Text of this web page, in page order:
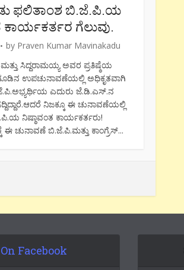
ಫಲಿತಾಂಶ ಬಿ.ಜೆ.ಪಿ.ಯ
ಕಾರ್ಯಕರ್ತರ ಗೆಲುವು.
by Praven Kumar Mavinakadu
ಸಿದ್ದರಾಮಯ್ಯ ಅವರ ಪ್ರತಿಷ್ಠೆಯ
ಉಪಚುನಾವಣೆಯಲ್ಲಿ ಅಧಿಕೃತವಾಗಿ
ಎದುರು ಜೆ.ಡಿ.ಎಸ್.ನ
ನಿಜಕ್ಕೂ ಈ ಚುನಾವಣೆಯಲ್ಲಿ
ನಿಷ್ಠಾವಂತ ಕಾರ್ಯಕರ್ತರು!
ಚುನಾವಣೆ ಬಿ.ಜೆ.ಪಿ.ಮತ್ತು ಕಾಂಗ್ರೆಸ್...
Facebook